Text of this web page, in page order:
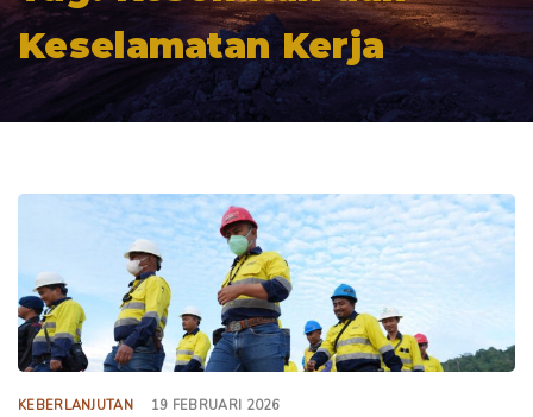
Keselamatan Kerja
KEBERLANJUTAN 19 FEBRUARI 2026